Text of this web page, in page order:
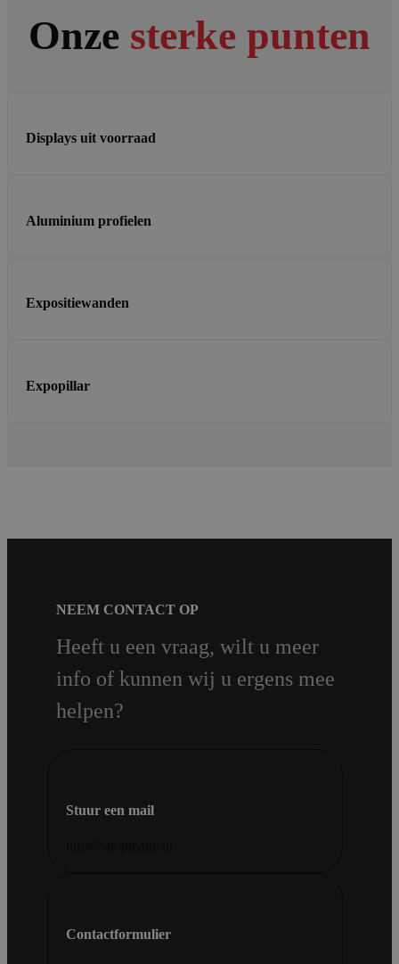
Onze sterke punten
Displays uit voorraad
Aluminium profielen
Expositiewanden
Expopillar
NEEM CONTACT OP
Heeft u een vraag, wilt u meer
info of kunnen wij u ergens mee
helpen?
Stuur een mail
Contactformulier